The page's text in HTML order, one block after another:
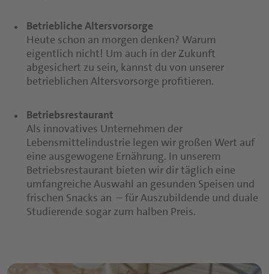
Betriebliche Altersvorsorge
Heute schon an morgen denken? Warum
eigentlich nicht! Um auch in der Zukunft
abgesichert zu sein, kannst du von unserer
betrieblichen Altersvorsorge profitieren.
Betriebsrestaurant
Als innovatives Unternehmen der
Lebensmittelindustrie legen wir großen Wert auf
eine ausgewogene Ernährung. In unserem
Betriebsrestaurant bieten wir dir täglich eine
umfangreiche Auswahl an gesunden Speisen und
frischen Snacks an – für Auszubildende und duale
Studierende sogar zum halben Preis.